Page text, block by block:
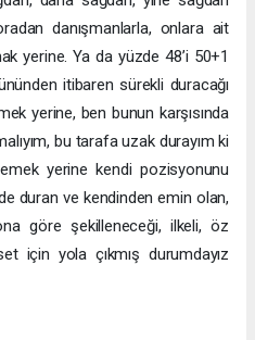
danışmanlarla, onlara ait
yerine. Ya da yüzde 48’i 50+1
itibaren sürekli duracağı
yerine, ben bunun karşısında
bu tarafa uzak durayım ki
yerine kendi pozisyonunu
duran ve kendinden emin olan,
göre şekilleneceği, ilkeli, öz
için yola çıkmış durumdayız